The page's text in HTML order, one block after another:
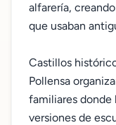
alfarería,
que usaban
Castillos
Pollensa
familiares donde
versiones de